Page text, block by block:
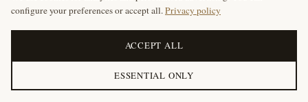
Mein Konto
The Antique Fireplace Bank
configure your preferences or accept all.Privacy policy
ACCEPT ALL
ESSENTIAL ONLY